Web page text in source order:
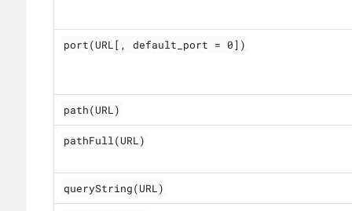
port(URL[, default_port = 0])
path(URL)
pathFull(URL)
queryString(URL)